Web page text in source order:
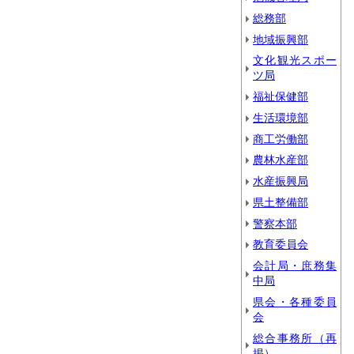
総務部
地域振興部
文化観光スポー
ツ局
福祉保健部
生活環境部
商工労働部
農林水産部
水産振興局
県土整備部
警察本部
教育委員会
会計局・庶務集
中局
県会・各種委員
会
総合事務所（再